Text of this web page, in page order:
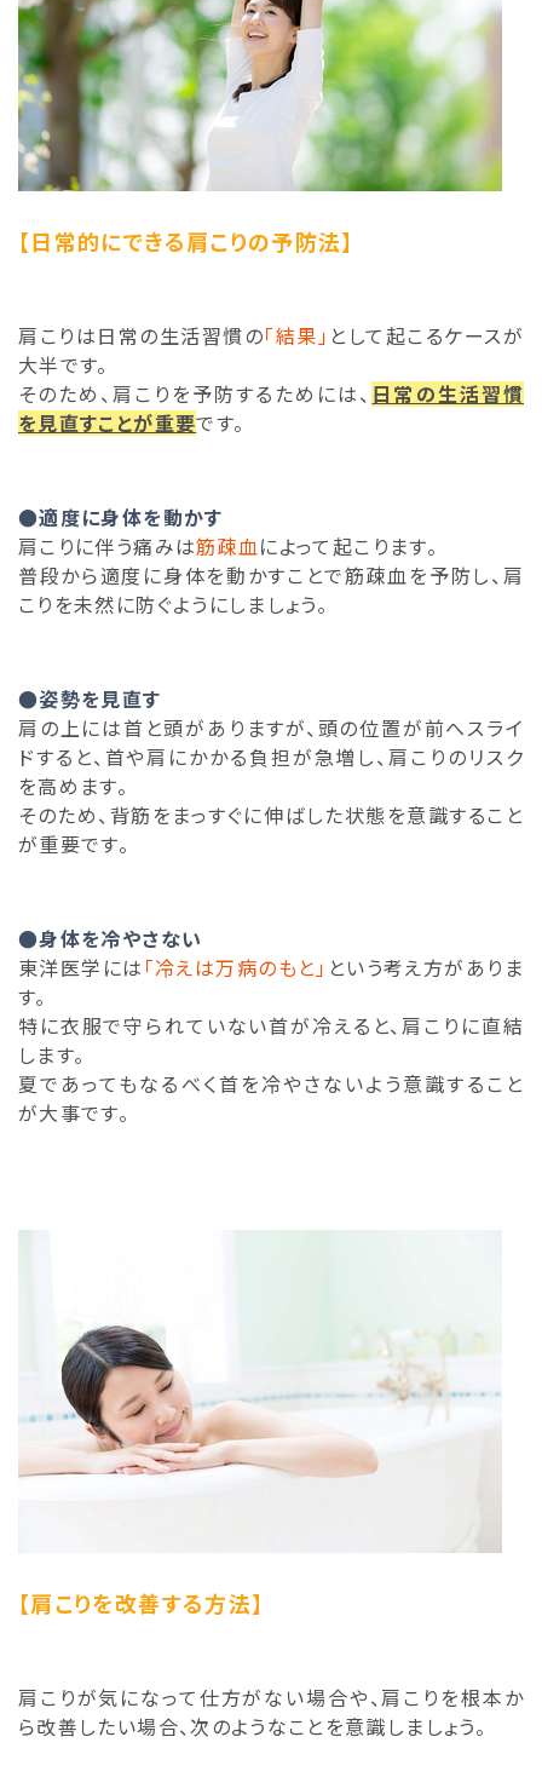
【日常的にできる肩こりの予防法】
肩こりは日常の生活習慣の「結果」 として起こるケースが
大半です。
そのため、肩こりを予防するためには、 日常の生活習慣
を見直すことが重要です。
●適度に身体を動かす
肩こりに伴う痛みは筋疎血によって起こります。
普段から適度に身体を動かすことで筋疎血を予防し、肩
こりを未然に防ぐようにしましょう。
●姿勢を見直す
肩の上には首と頭がありますが、頭の位置が前へスライ
ドすると、首や肩にかかる負担が急増し、肩こりのリスク
を高めます。
そのため、背筋をまっすぐに伸ばした状態を意識すること
が重要です。
●身体を冷やさない
東洋医学には 「冷えは万病のもと」 という考え方がありま
す。
特に衣服で守られていない首が冷えると、肩こりに直結
します。
夏であってもなるべく首を冷やさないよう意識すること
が大事です。
【肩こりを改善する方法】
肩こりが気になって仕方がない場合や、肩こりを根本か
ら改善したい場合、次のようなことを意識しましょう。